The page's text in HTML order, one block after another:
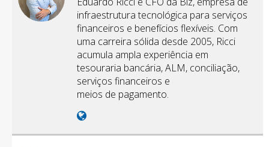
infraestrutura tecnológica para serviços
financeiros e benefícios flexíveis. Com
uma carreira sólida desde 2005, Ricci
acumula ampla experiência em
tesouraria bancária, ALM, conciliação,
serviços financeiros e
meios de pagamento.